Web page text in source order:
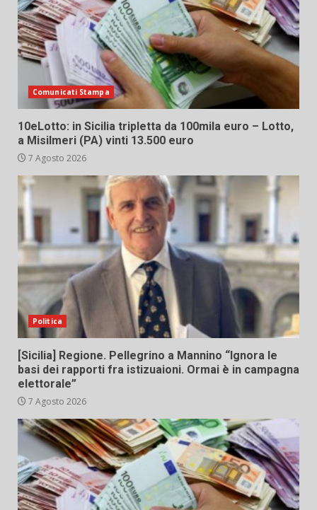
Comunicati Stampa
10eLotto: in Sicilia tripletta da 100mila euro – Lotto,
a Misilmeri (PA) vinti 13.500 euro
7 Agosto 2026
Politica
[Sicilia] Regione. Pellegrino a Mannino “Ignora le
basi dei rapporti fra istizuaioni. Ormai è in campagna
elettorale”
7 Agosto 2026